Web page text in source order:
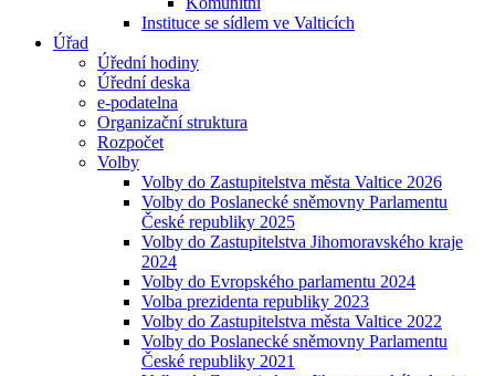
Instituce se sídlem ve Valticích
Úřad
Úřední hodiny
Úřední deska
e-podatelna
Organizační struktura
Rozpočet
Volby
Volby do Zastupitelstva města Valtice 2026
Volby do Poslanecké sněmovny Parlamentu
České republiky 2025
Volby do Zastupitelstva Jihomoravského kraje
2024
Volby do Evropského parlamentu 2024
Volba prezidenta republiky 2023
Volby do Zastupitelstva města Valtice 2022
Volby do Poslanecké sněmovny Parlamentu
České republiky 2021